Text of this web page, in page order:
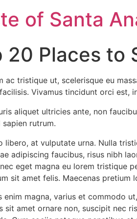
of Santa
20 Places to
ac tristique ut, scelerisque eu
Vivamus tincidunt orci est,
aliquet ultricies ante, non
sapien rutrum.
libero, at vulputate urna. Nulla
adipiscing faucibus, risus nibh
eget magna eu lorem tristique
sit amet felis. Maecenas
enim magna, varius et commodo
sit amet ornare non, suscipit nec